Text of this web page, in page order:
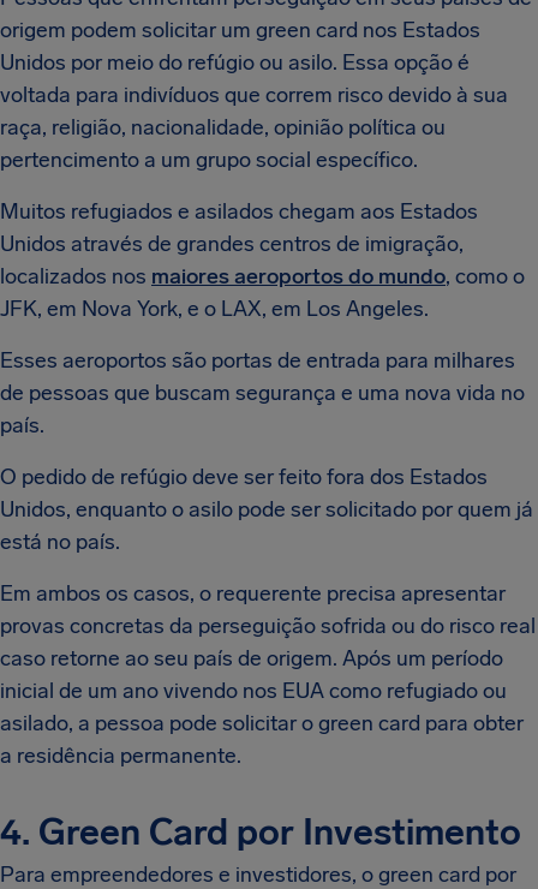
origem podem solicitar um green card nos Estados
Unidos por meio do refúgio ou asilo. Essa opção é
voltada para indivíduos que correm risco devido à sua
raça, religião, nacionalidade, opinião política ou
pertencimento a um grupo social específico.
Muitos refugiados e asilados chegam aos Estados
Unidos através de grandes centros de imigração,
localizados nos maiores aeroportos do mundo, como o
JFK, em Nova York, e o LAX, em Los Angeles.
Esses aeroportos são portas de entrada para milhares
de pessoas que buscam segurança e uma nova vida no
país.
O pedido de refúgio deve ser feito fora dos Estados
Unidos, enquanto o asilo pode ser solicitado por quem já
está no país.
Em ambos os casos, o requerente precisa apresentar
provas concretas da perseguição sofrida ou do risco real
caso retorne ao seu país de origem. Após um período
inicial de um ano vivendo nos EUA como refugiado ou
asilado, a pessoa pode solicitar o green card para obter
a residência permanente.
4. Green Card por Investimento
Para empreendedores e investidores, o green card por